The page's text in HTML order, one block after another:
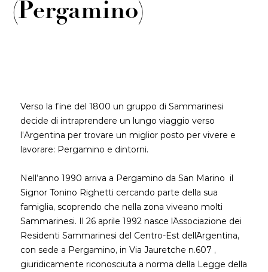
(Pergamino)
Verso la fine del 1800 un gruppo di Sammarinesi
decide di intraprendere un lungo viaggio verso
l’Argentina per trovare un miglior posto per vivere e
lavorare: Pergamino e dintorni.
Nell’anno 1990 arriva a Pergamino da San Marino il
Signor Tonino Righetti cercando parte della sua
famiglia, scoprendo che nella zona viveano molti
Sammarinesi. Il 26 aprile 1992 nasce l`Associazione dei
Residenti Sammarinesi del Centro-Est dell`Argentina,
con sede a Pergamino, in Via Jauretche n.607 ,
giuridicamente riconosciuta a norma della Legge della